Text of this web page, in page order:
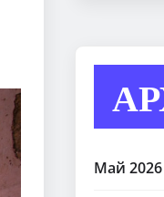
Май 2026